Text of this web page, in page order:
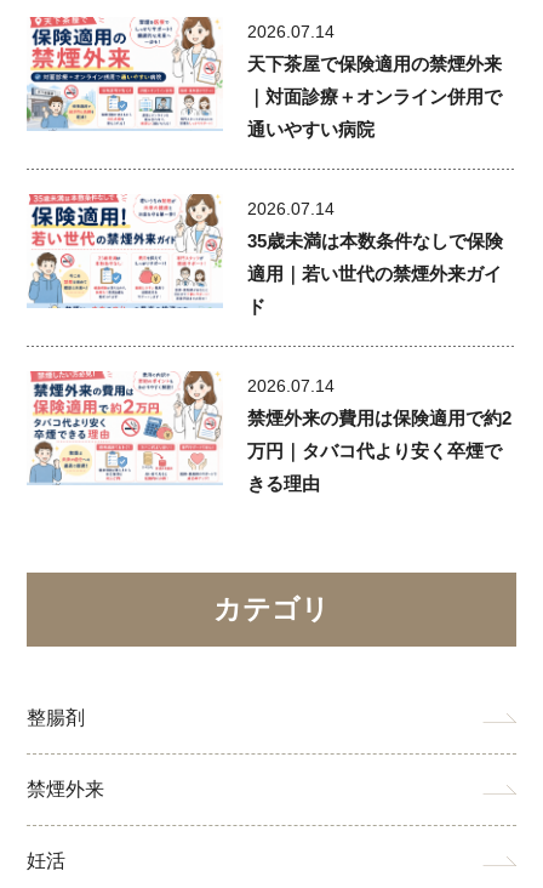
2026.07.14
天下茶屋で保険適用の禁煙外来
｜対面診療＋オンライン併用で
通いやすい病院
2026.07.14
35歳未満は本数条件なしで保険
適用｜若い世代の禁煙外来ガイ
ド
2026.07.14
禁煙外来の費用は保険適用で約2
万円｜タバコ代より安く卒煙で
きる理由
カテゴリ
整腸剤
禁煙外来
妊活